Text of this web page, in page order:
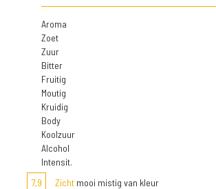
Aroma
Zoet
Zuur
Bitter
Fruitig
Moutig
Kruidig
Body
Koolzuur
Alcohol
Intensit.
7,9
Zicht mooi mistig van kleur